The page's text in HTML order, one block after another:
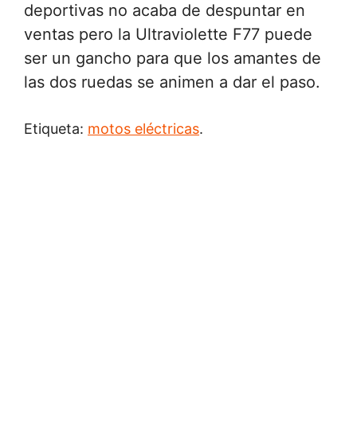
deportivas no acaba de despuntar en
ventas pero la Ultraviolette F77 puede
ser un gancho para que los amantes de
las dos ruedas se animen a dar el paso.
Etiqueta: motos eléctricas.